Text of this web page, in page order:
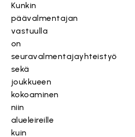
Kunkin
päävalmentajan
vastuulla
on
seuravalmentajayhteistyö
sekä
joukkueen
kokoaminen
niin
alueleireille
kuin